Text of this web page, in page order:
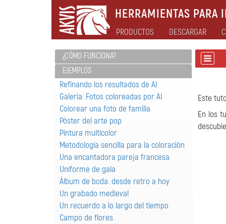
HERRAMIENTAS PARA
PRODUCTOS DESCARGAR
¿CÓMO FUNCIONA?
EJEMPLOS
Refinando los resultados de AI
Galería: Fotos coloreadas por AI
Colorear una foto de familia
Póster del arte pop
Pintura multicolor
Metodología sencilla para la coloración
Una encantadora pareja francesa
Uniforme de gala
Álbum de boda: desde retro a hoy
Un grabado medieval
Un recuerdo a lo largo del tiempo
Campo de flores
Este
En los